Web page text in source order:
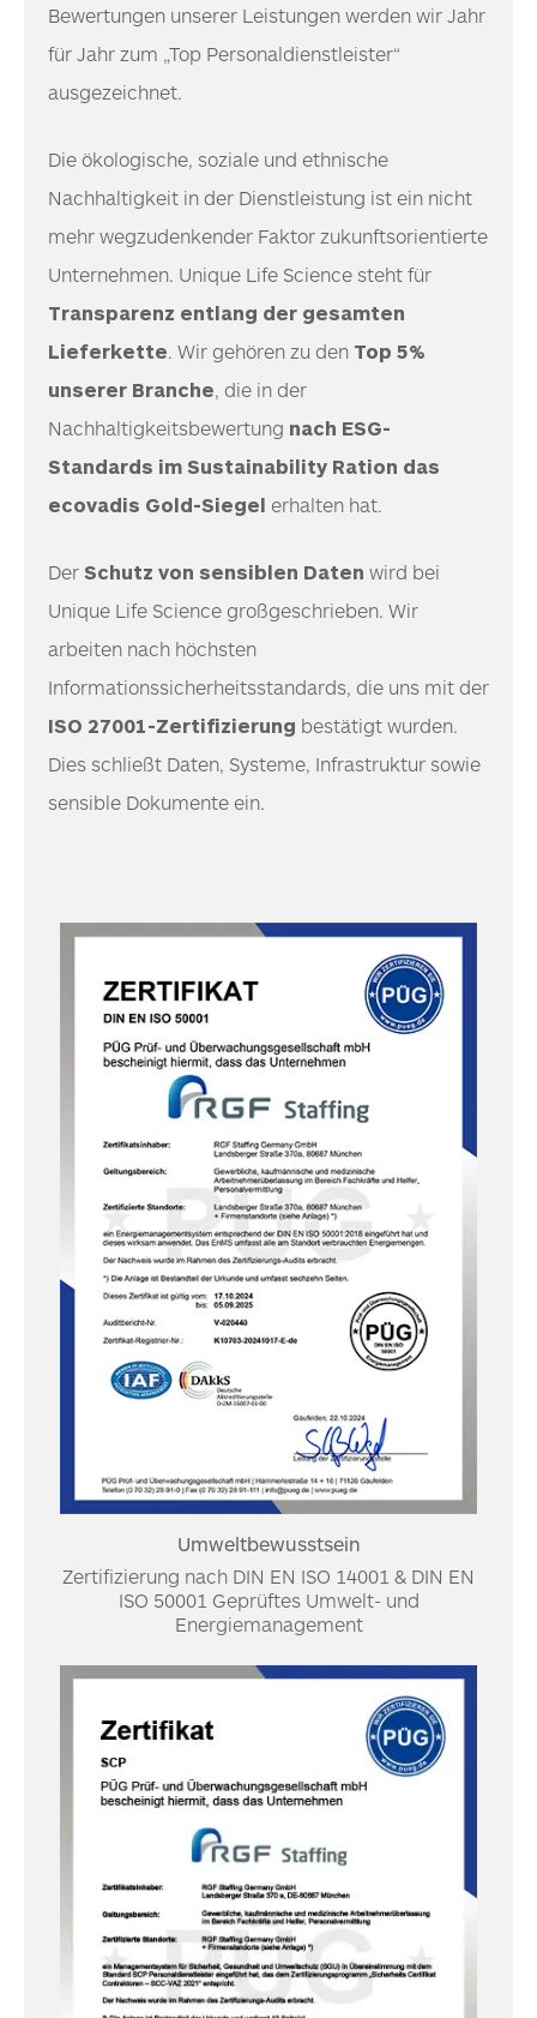
Bewertungen unserer Leistungen werden wir Jahr
für Jahr zum „Top Personaldienstleister“
ausgezeichnet.
Die ökologische, soziale und ethnische
Nachhaltigkeit in der Dienstleistung ist ein nicht
mehr wegzudenkender Faktor zukunftsorientierte
Unternehmen. Unique Life Science steht für
Transparenz entlang der gesamten
Lieferkette. Wir gehören zu den Top 5%
unserer Branche, die in der
Nachhaltigkeitsbewertung nach ESG-
Standards im Sustainability Ration das
ecovadis Gold-Siegel erhalten hat.
Der Schutz von sensiblen Daten wird bei
Unique Life Science großgeschrieben. Wir
arbeiten nach höchsten
Informationssicherheitsstandards, die uns mit der
ISO 27001-Zertifizierung bestätigt wurden.
Dies schließt Daten, Systeme, Infrastruktur sowie
sensible Dokumente ein.
Umweltbewusstsein
Zertifizierung nach DIN EN ISO 14001 & DIN EN
ISO 50001 Geprüftes Umwelt- und
Energiemanagement